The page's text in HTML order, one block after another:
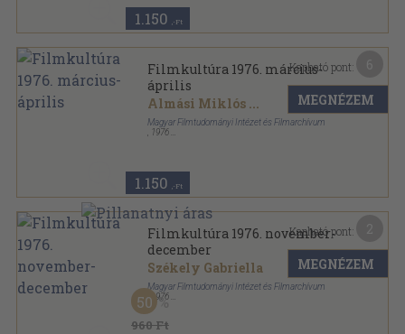
1.150 ,-Ft
Filmkultúra 1976. március-
április
Almási Miklós ...
Magyar Filmtudományi Intézet és Filmarchívum
1976
1.150 ,-Ft
Kapható pont:
MEGNÉZEM
Filmkultúra 1976. november-
december
Székely Gabriella
Magyar Filmtudományi Intézet és Filmarchívum
, 1976
Ragasztott papírkötés
Filmkultúra sorozat
960 Ft
50
Kapható pont:
MEGNÉZEM